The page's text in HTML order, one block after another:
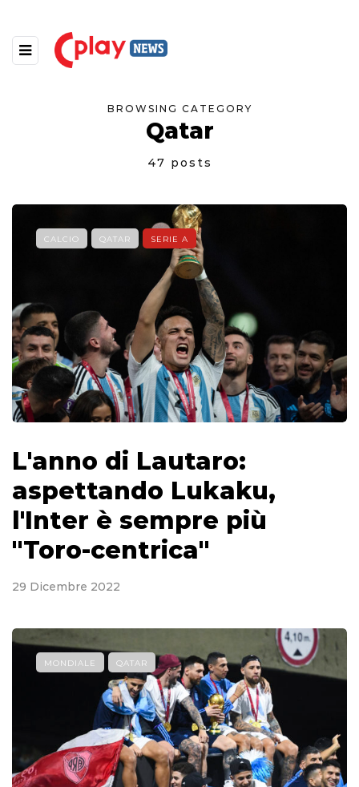
BROWSING CATEGORY
Qatar
47 posts
CALCIO QATAR SERIE A
L'anno di Lautaro:
aspettando Lukaku,
l'Inter è sempre più
"Toro-centrica"
29 Dicembre 2022
MONDIALE QATAR